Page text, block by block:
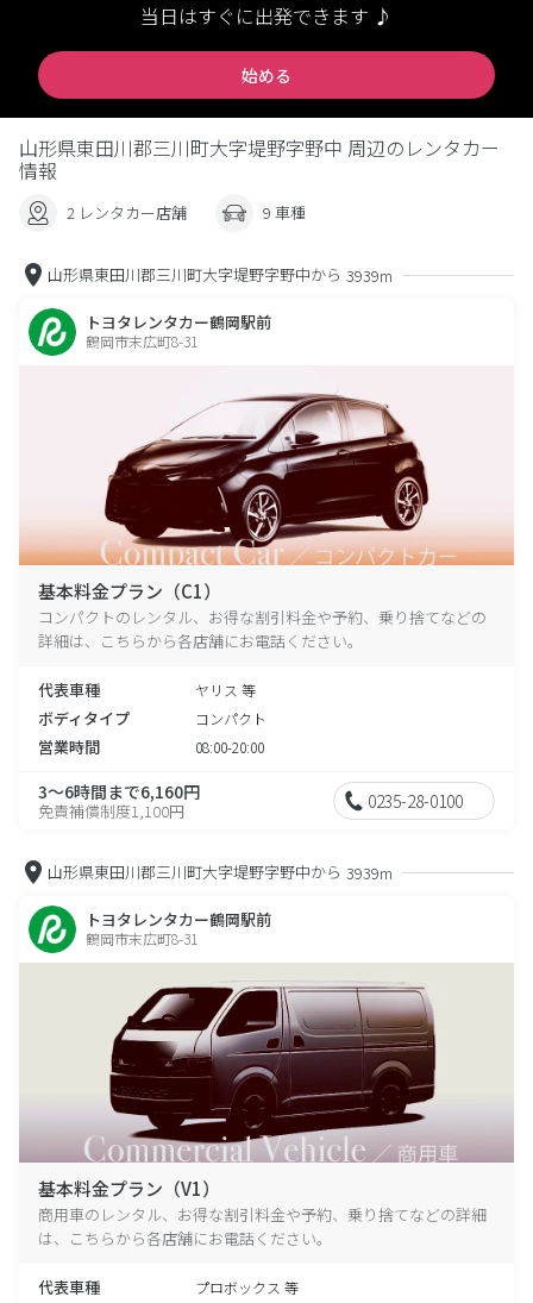
当日はすぐに出発できます ♪
始める
山形県東田川郡三川町大字堤野字野中 周辺のレンタカー
情報
2 レンタカー店舗 9 車種
山形県東田川郡三川町大字堤野字野中から 3939m
トヨタレンタカー鶴岡駅前
鶴岡市末広町8-31
基本料金プラン（C1）
コンパクトのレンタル、お得な割引料金や予約、乗り捨てなどの
詳細は、こちらから各店舗にお電話ください。
代表車種 ヤリス 等
ボディタイプ コンパクト
営業時間 08:00-20:00
3～6時間まで6,160円
免責補償制度1,100円 0235-28-0100
山形県東田川郡三川町大字堤野字野中から 3939m
トヨタレンタカー鶴岡駅前
鶴岡市末広町8-31
基本料金プラン（V1）
商用車のレンタル、お得な割引料金や予約、乗り捨てなどの詳細
は、こちらから各店舗にお電話ください。
代表車種 プロボックス 等